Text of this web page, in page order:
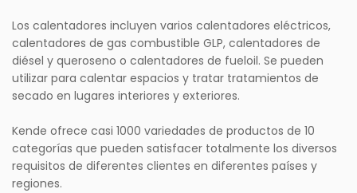
Los calentadores incluyen varios calentadores eléctricos,
calentadores de gas combustible GLP, calentadores de
diésel y queroseno o calentadores de fueloil. Se pueden
utilizar para calentar espacios y tratar tratamientos de
secado en lugares interiores y exteriores.
Kende ofrece casi 1000 variedades de productos de 10
categorías que pueden satisfacer totalmente los diversos
requisitos de diferentes clientes en diferentes países y
regiones.